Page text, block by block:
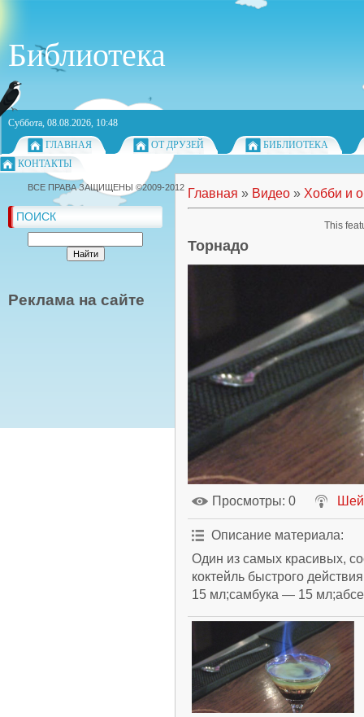
Библиотека
Суббота, 08.08.2026, 10:48
ГЛАВНАЯ
ОТ ДРУЗЕЙ
БИБЛИОТЕКА
КОНТАКТЫ
ПОИСК
Реклама на сайте
Главная » Видео » Хобби и
Торнадо
Просмотры: 0
Описание материала:
Один из самых красивых,
коктейль быстрого
15 мл;самбука — 15
ВСЕ ПРАВА ЗАЩИЩЕНЫ ©2009-2012
This